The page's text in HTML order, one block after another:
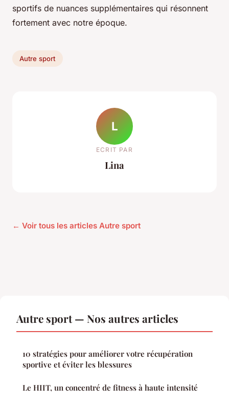
sportifs de nuances supplémentaires qui résonnent
fortement avec notre époque.
Autre sport
L
ECRIT PAR
Lina
← Voir tous les articles Autre sport
Autre sport — Nos autres articles
10 stratégies pour améliorer votre récupération
sportive et éviter les blessures
Le HIIT, un concentré de fitness à haute intensité